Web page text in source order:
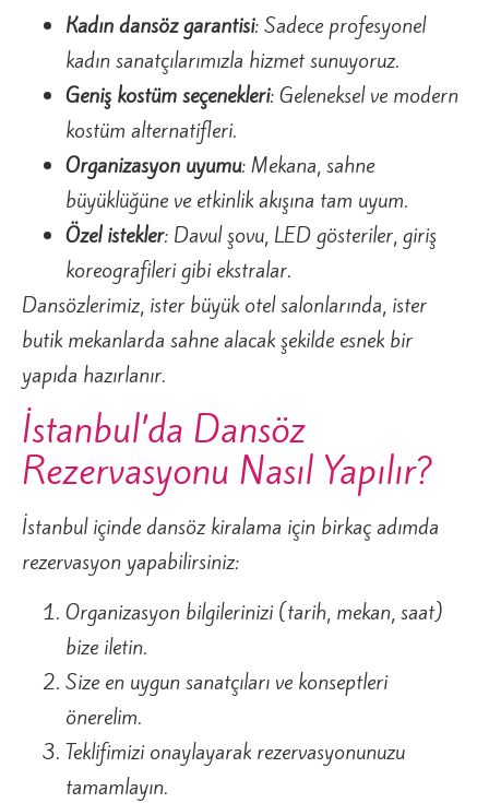
Kadın dansöz garantisi: Sadece profesyonel
kadın sanatçılarımızla hizmet sunuyoruz.
Geniş kostüm seçenekleri: Geleneksel ve modern
kostüm alternatifleri.
Organizasyon uyumu: Mekana, sahne
büyüklüğüne ve etkinlik akışına tam uyum.
Özel istekler: Davul şovu, LED gösteriler, giriş
koreografileri gibi ekstralar.
Dansözlerimiz, ister büyük otel salonlarında, ister
butik mekanlarda sahne alacak şekilde esnek bir
yapıda hazırlanır.
İstanbul’da Dansöz
Rezervasyonu Nasıl Yapılır?
İstanbul içinde dansöz kiralama için birkaç adımda
rezervasyon yapabilirsiniz:
Organizasyon bilgilerinizi (tarih, mekan, saat)
bize iletin.
Size en uygun sanatçıları ve konseptleri
önerelim.
Teklifimizi onaylayarak rezervasyonunuzu
tamamlayın.